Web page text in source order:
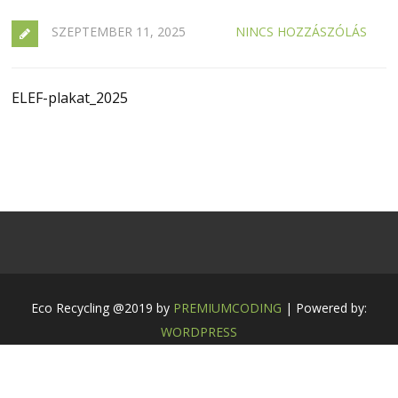
SZEPTEMBER 11, 2025 NINCS HOZZÁSZÓLÁS
ELEF-plakat_2025
Eco Recycling @2019 by PREMIUMCODING | Powered by:
WORDPRESS